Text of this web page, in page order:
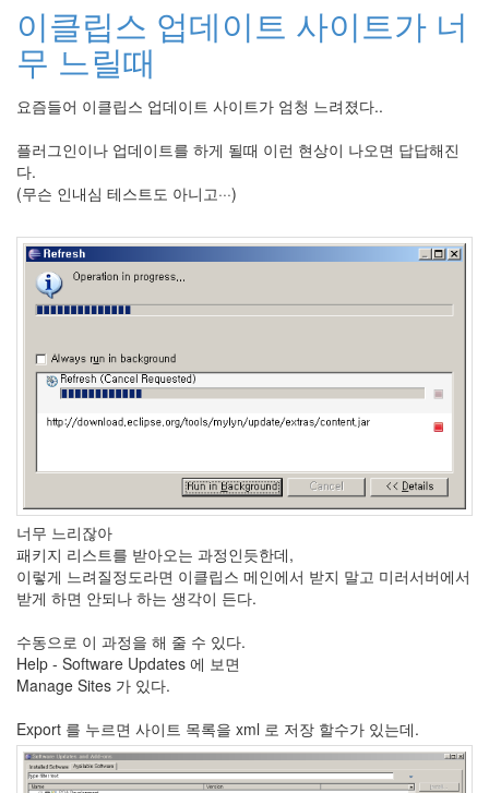
이클립스 업데이트 사이트가 너
무 느릴때
요즘들어 이클립스 업데이트 사이트가 엄청 느려졌다..
플러그인이나 업데이트를 하게 될때 이런 현상이 나오면 답답해진
다.
(무슨 인내심 테스트도 아니고···)
너무 느리잖아
패키지 리스트를 받아오는 과정인듯한데,
이렇게 느려질정도라면 이클립스 메인에서 받지 말고 미러서버에서
받게 하면 안되나 하는 생각이 든다.
수동으로 이 과정을 해 줄 수 있다.
Help - Software Updates 에 보면
Manage Sites 가 있다.
Export 를 누르면 사이트 목록을 xml 로 저장 할수가 있는데.
테
슬
라
Java
자
테
온
모
ubuntu
Linux
ACECOMBAT
nateon
ghackfair
FLIT
모
델
play
movie
Eclipse